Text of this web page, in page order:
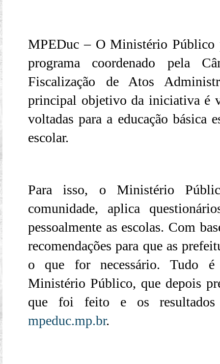
MPEDuc – O Ministério Público
programa coordenado pela
Fiscalização de Atos
principal objetivo da iniciativa é
voltadas para a educação básica
escolar.
Para isso, o Ministério
comunidade, aplica
pessoalmente as escolas. Com
recomendações para que as
o que for necessário. Tudo é
Ministério Público, que depois
que foi feito e os resultados
mpeduc.mp.br.